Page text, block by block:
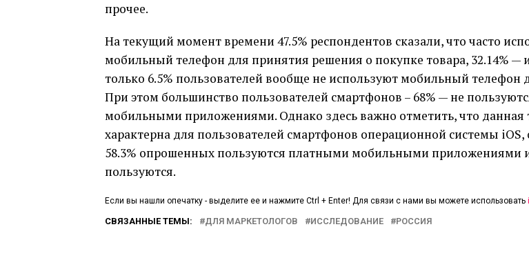
прочее.
На текущий момент времени 47.5% респондентов сказали, что часто
мобильный телефон для принятия решения о покупке товара, 32.14% —
только 6.5% пользователей вообще не используют мобильный телефон
При этом большинство пользователей смартфонов – 68% — не
мобильными приложениями. Однако здесь важно отметить, что данная
характерна для пользователей смартфонов операционной системы
58.3% опрошенных пользуются платными мобильными приложениями и
пользуются.
Если вы нашли опечатку - выделите ее и нажмите Ctrl + Enter! Для связи с нами вы можете использовать
СВЯЗАННЫЕ ТЕМЫ: ДЛЯ МАРКЕТОЛОГОВ ИССЛЕДОВАНИЕ РОССИЯ